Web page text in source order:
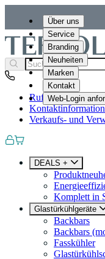
Über uns
Service
Branding
Neuheiten
Marken
Kontakt
Web-Login
Rufen Sie uns an
Verkaufs- und
DEALS +
Komplett in
Glastürkühlgeräte
Backbars
Backbars
Fasskühler